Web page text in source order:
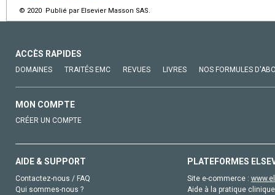
© 2020 Publié par Elsevier Masson SAS.
ACCÈS RAPIDES
DOMAINES TRAITÉS EMC REVUES LIVRES NOS FORMULES
MON COMPTE
CRÉER UN COMPTE
AIDE & SUPPORT
Contactez-nous / FAQ
Qui sommes-nous ?
PLATEFORMES
Site e-commerce :
Aide à la pratique